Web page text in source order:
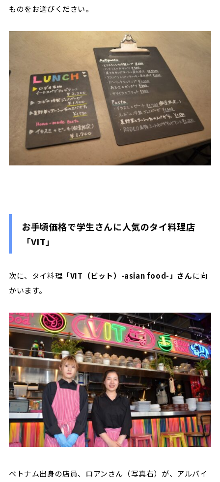
ものをお選びください。
お手頃価格で学生さんに人気のタイ料理店
「VIT」
次に、タイ料理 「VIT（ビット）-asian food-」さんに向
かいます。
ベトナム出身の店員、ロアンさん（写真右）が、アルバイ